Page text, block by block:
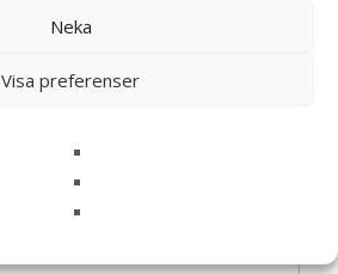
Neka
Visa preferenser